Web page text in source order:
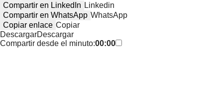
Compartir en LinkedIn Linkedin
Compartir en WhatsApp WhatsApp
Copiar enlace Copiar
DescargarDescargar
Compartir desde el minuto:00:00